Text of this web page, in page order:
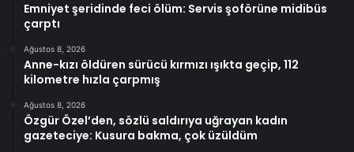
Emniyet şeridinde feci ölüm: Servis şoförüne midibüs
çarptı
Ağustos 8, 2026
Anne-kızı öldüren sürücü kırmızı ışıkta geçip, 112
kilometre hızla çarpmış
Ağustos 8, 2026
Özgür Özel’den, sözlü saldırıya uğrayan kadın
gazeteciye: Kusura bakma, çok üzüldüm